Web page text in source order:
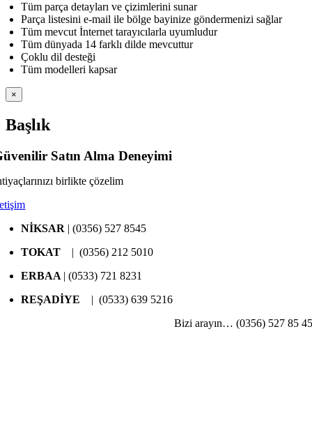
Tüm parça detayları ve çizimlerini sunar
Parça listesini e-mail ile bölge bayinize göndermenizi sağlar
Tüm mevcut İnternet tarayıcılarla uyumludur
Tüm dünyada 14 farklı dilde mevcuttur
Çoklu dil desteği
Tüm modelleri kapsar
Close
product
view
×
Başlık
Satın Alma Deneyimi
birlikte çözelim
NİKSAR | (0356) 527 8545
TOKAT
| (0356) 212 5010
ERBAA | (0533) 721 8231
REŞADİYE
| (0533) 639 5216
Bizi arayın… (0356) 527 85 45